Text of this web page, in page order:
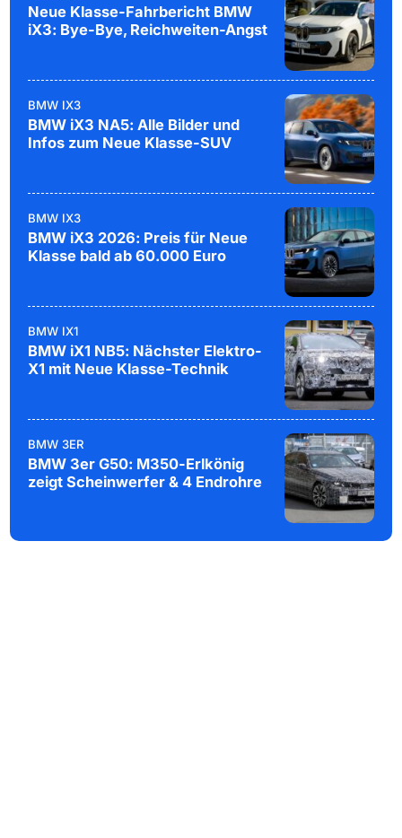
Neue Klasse-Fahrbericht BMW
iX3: Bye-Bye, Reichweiten-Angst
BMW IX3
BMW iX3 NA5: Alle Bilder und
Infos zum Neue Klasse-SUV
BMW IX3
BMW iX3 2026: Preis für Neue
Klasse bald ab 60.000 Euro
BMW IX1
BMW iX1 NB5: Nächster Elektro-
X1 mit Neue Klasse-Technik
BMW 3ER
BMW 3er G50: M350-Erlkönig
zeigt Scheinwerfer & 4 Endrohre